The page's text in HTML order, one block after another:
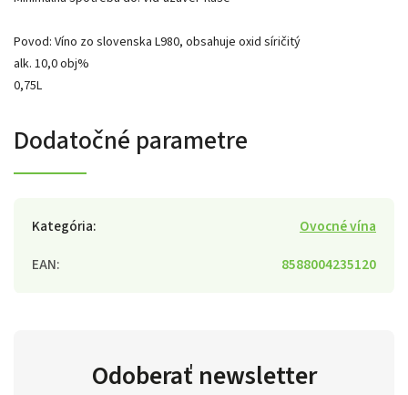
Povod: Víno zo slovenska L980, obsahuje oxid síričitý
alk. 10,0 obj%
0,75L
Dodatočné parametre
Kategória:
Ovocné vína
EAN: 8588004235120
Odoberať newsletter